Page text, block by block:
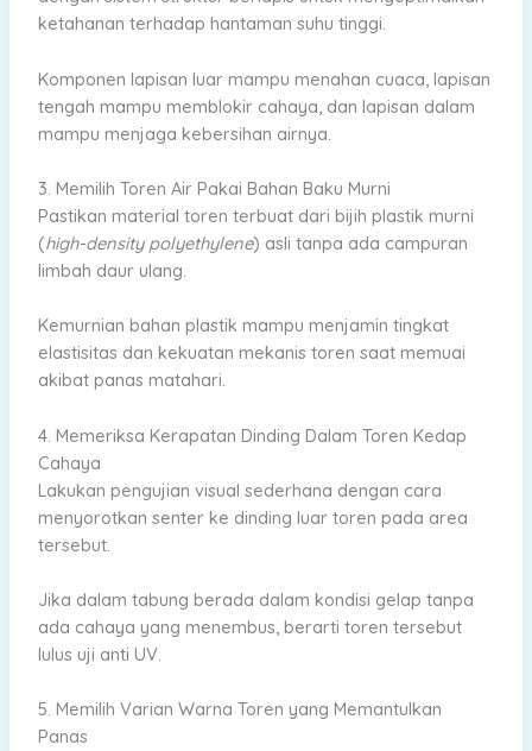
ketahanan terhadap hantaman suhu tinggi.
Komponen lapisan luar mampu menahan cuaca, lapisan
tengah mampu memblokir cahaya, dan lapisan dalam
mampu menjaga kebersihan airnya.
3. Memilih Toren Air Pakai Bahan Baku Murni
Pastikan material toren terbuat dari bijih plastik murni
(high-density polyethylene) asli tanpa ada campuran
limbah daur ulang.
Kemurnian bahan plastik mampu menjamin tingkat
elastisitas dan kekuatan mekanis toren saat memuai
akibat panas matahari.
4. Memeriksa Kerapatan Dinding Dalam Toren Kedap
Cahaya
Lakukan pengujian visual sederhana dengan cara
menyorotkan senter ke dinding luar toren pada area
tersebut.
Jika dalam tabung berada dalam kondisi gelap tanpa
ada cahaya yang menembus, berarti toren tersebut
lulus uji anti UV.
5. Memilih Varian Warna Toren yang Memantulkan
Panas